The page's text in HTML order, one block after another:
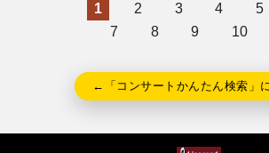
1 2 3 4 5
7
8 9 10
←「コンサートかんたん検索」